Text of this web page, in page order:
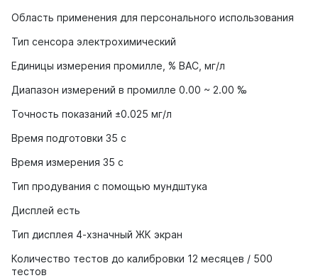
Область применения для персонального использования
Тип сенсора электрохимический
Единицы измерения промилле, % BAC, мг/л
Диапазон измерений в промилле 0.00 ~ 2.00 ‰
Точность показаний ±0.025 мг/л
Время подготовки 35 с
Время измерения 35 с
Тип продувания с помощью мундштука
Дисплей есть
Тип дисплея 4-хзначный ЖК экран
Количество тестов до калибровки 12 месяцев / 500
тестов